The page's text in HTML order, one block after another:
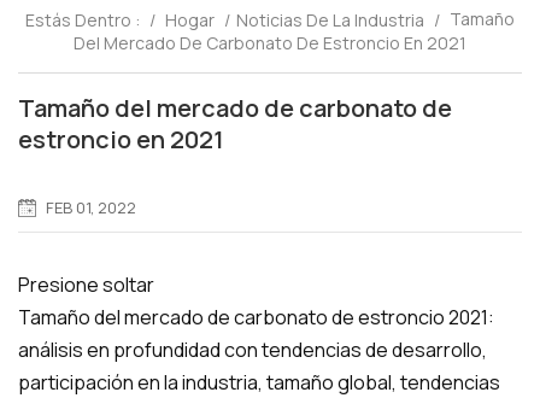
Estás Dentro : / Hogar / Noticias De La Industria / Tamaño
Del Mercado De Carbonato De Estroncio En 2021
Tamaño del mercado de carbonato de
estroncio en 2021
FEB 01, 2022
Presione soltar
Tamaño del mercado de carbonato de estroncio 2021:
análisis en profundidad con tendencias de desarrollo,
participación en la industria, tamaño global, tendencias